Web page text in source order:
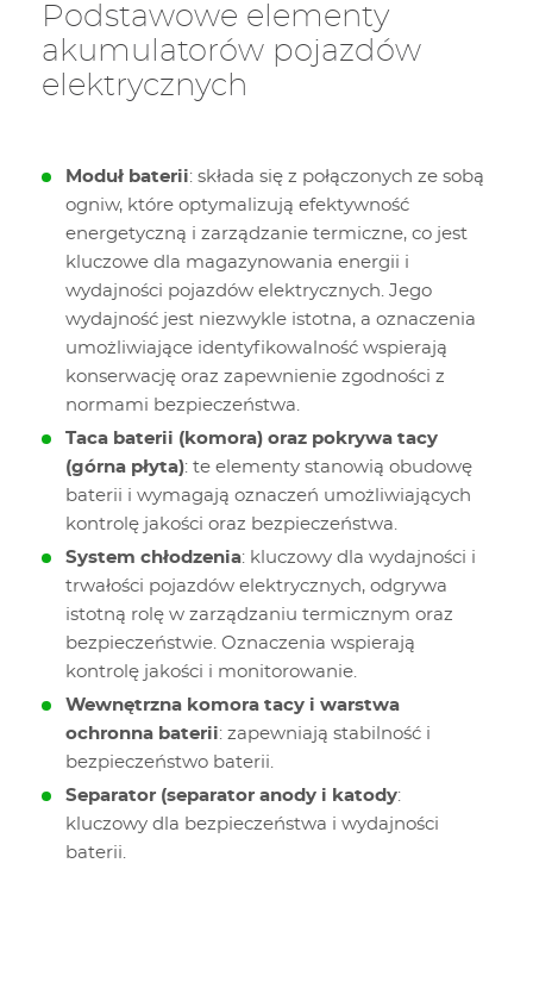
Podstawowe elementy
akumulatorów pojazdów
elektrycznych
Moduł baterii: składa się z połączonych ze sobą
ogniw, które optymalizują efektywność
energetyczną i zarządzanie termiczne, co jest
kluczowe dla magazynowania energii i
wydajności pojazdów elektrycznych. Jego
wydajność jest niezwykle istotna, a oznaczenia
umożliwiające identyfikowalność wspierają
konserwację oraz zapewnienie zgodności z
normami bezpieczeństwa.
Taca baterii (komora) oraz pokrywa tacy
(górna płyta): te elementy stanowią obudowę
baterii i wymagają oznaczeń umożliwiających
kontrolę jakości oraz bezpieczeństwa.
System chłodzenia: kluczowy dla wydajności i
trwałości pojazdów elektrycznych, odgrywa
istotną rolę w zarządzaniu termicznym oraz
bezpieczeństwie. Oznaczenia wspierają
kontrolę jakości i monitorowanie.
Wewnętrzna komora tacy i warstwa
ochronna baterii: zapewniają stabilność i
bezpieczeństwo baterii.
Separator (separator anody i katody:
kluczowy dla bezpieczeństwa i wydajności
baterii.